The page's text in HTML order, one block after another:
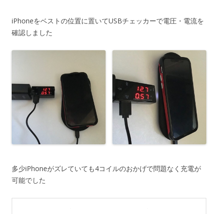
iPhoneをベストの位置に置いてUSBチェッカーで電圧・電流を
確認しました
多少iPhoneがズレていても4コイルのおかげで問題なく充電が
可能でした